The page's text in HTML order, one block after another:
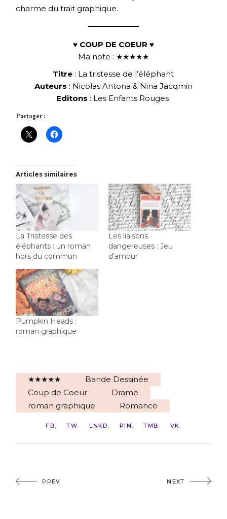
charme du trait graphique.
♥ COUP DE COEUR ♥
Ma note : ★★★★★
Titre : La tristesse de l’éléphant
Auteurs : Nicolas Antona & Nina Jacqmin
Editons : Les Enfants Rouges
Partager :
Articles similaires
La Tristesse des
éléphants : un roman
hors du commun
Les liaisons
dangereuses : Jeu
d’amour
Pumpkin Heads :
roman graphique
★★★★★
Bande Dessinée
Coup de Coeur
Drame
roman graphique
Romance
FB TW LNKD PIN TMB VK
PREV NEXT